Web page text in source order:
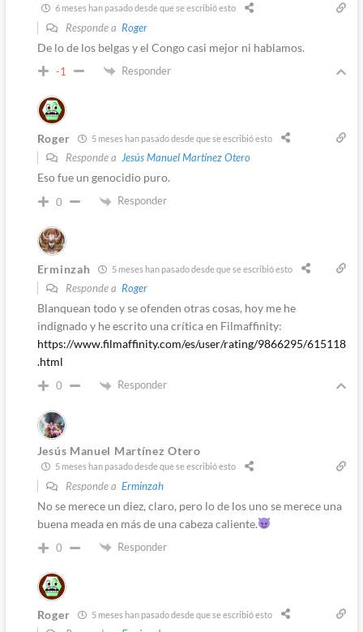
6 meses han pasado desde que se escribió esto
Responde a Roger
De lo de los belgas y el Congo casi mejor ni hablamos.
-1 Responder
Roger 5 meses han pasado desde que se escribió esto
Responde a Jesús Manuel Martínez Otero
Eso fue un genocidio puro.
0 Responder
Erminzah 5 meses han pasado desde que se escribió esto
Responde a Roger
Blanquean todo y se ofenden otras cosas, hoy me he
indignado y he escrito una crítica en Filmaffinity:
https://www.filmaffinity.com/es/user/rating/9866295/615118
.html
0 Responder
Jesús Manuel Martínez Otero
5 meses han pasado desde que se escribió esto
Responde a Erminzah
No se merece un diez, claro, pero lo de los uno se merece una
buena meada en más de una cabeza caliente.
0 Responder
Roger 5 meses han pasado desde que se escribió esto